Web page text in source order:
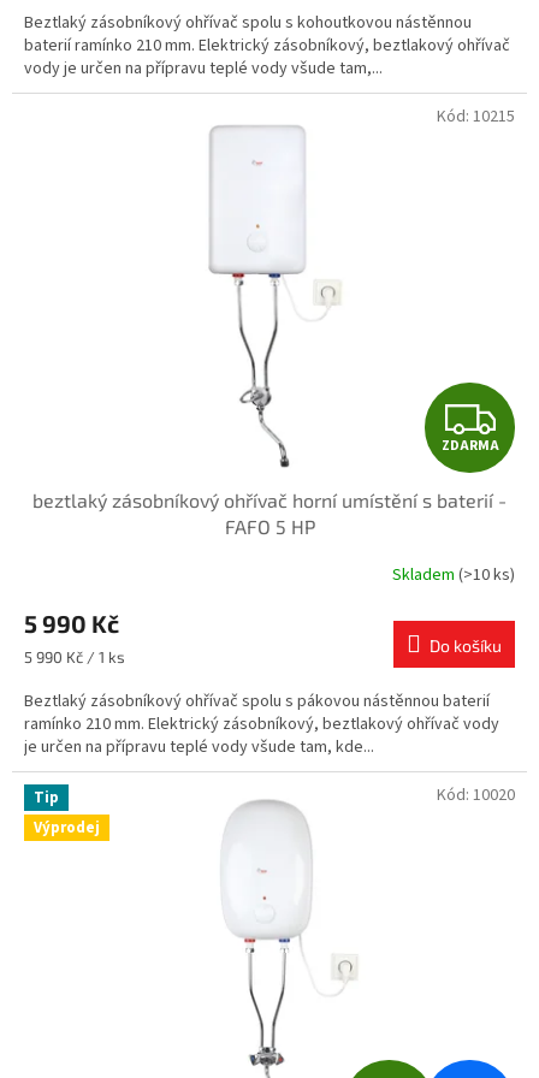
Beztlaký zásobníkový ohřívač spolu s kohoutkovou nástěnnou
baterií ramínko 210 mm. Elektrický zásobníkový, beztlakový ohřívač
vody je určen na přípravu teplé vody všude tam,...
Z
D
A
R
M
A
ZDARMA
beztlaký zásobníkový ohřívač horní umístění s baterií -
FAFO 5 HP
Skladem (>10 ks)
5 990 Kč
Měrná
5 990 Kč / 1 ks
Do košíku
Beztlaký zásobníkový ohřívač spolu s pákovou nástěnnou baterií
ramínko 210 mm. Elektrický zásobníkový, beztlakový ohřívač vody
je určen na přípravu teplé vody všude tam, kde...
Kód: 10215
Tip
Výprodej
Kód: 10020